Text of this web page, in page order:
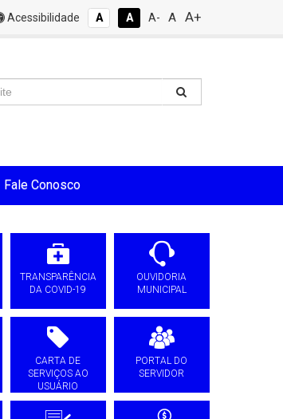
Acessibilidade A A A- A A+
Fale Conosco
TRANSPARÊNCIA
DA COVID-19
OUVIDORIA
MUNICIPAL
CARTA DE
SERVIÇOS AO
USUÁRIO
PORTAL DO
SERVIDOR